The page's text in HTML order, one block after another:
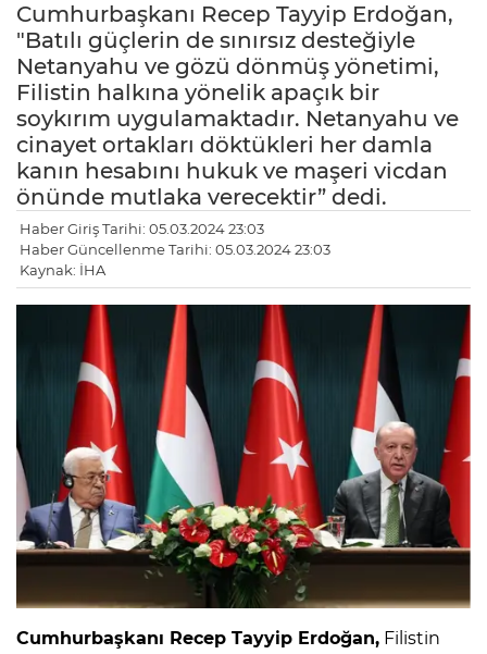
Cumhurbaşkanı Recep Tayyip Erdoğan,
"Batılı güçlerin de sınırsız desteğiyle
Netanyahu ve gözü dönmüş yönetimi,
Filistin halkına yönelik apaçık bir
soykırım uygulamaktadır. Netanyahu ve
cinayet ortakları döktükleri her damla
kanın hesabını hukuk ve maşeri vicdan
önünde mutlaka verecektir” dedi.
Haber Giriş Tarihi: 05.03.2024 23:03
Haber Güncellenme Tarihi: 05.03.2024 23:03
Kaynak: İHA
Cumhurbaşkanı Recep Tayyip Erdoğan, Filistin